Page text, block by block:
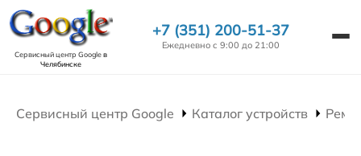
Сервисный центр Googleв
Челябинске
+7 (351) 200-51-37
Ежедневно с 9:00 до 21:00
Сервисный центр Google Каталог устройств